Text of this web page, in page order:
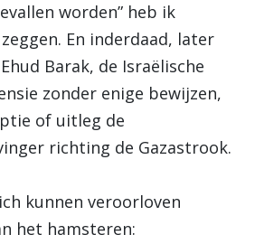
worden” heb ik
En inderdaad, later
Barak, de Israëlische
zonder enige bewijzen,
of uitleg de
richting de Gazastrook.
kunnen veroorloven
het hamsteren: